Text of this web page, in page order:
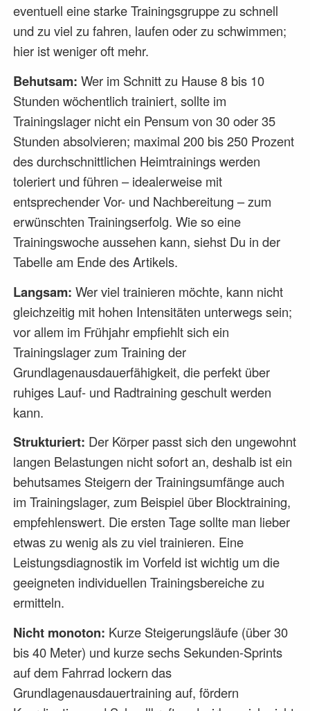
eventuell eine starke Trainingsgruppe zu schnell
und zu viel zu fahren, laufen oder zu schwimmen;
hier ist weniger oft mehr.
Behutsam: Wer im Schnitt zu Hause 8 bis 10
Stunden wöchentlich trainiert, sollte im
Trainingslager nicht ein Pensum von 30 oder 35
Stunden absolvieren; maximal 200 bis 250 Prozent
des durchschnittlichen Heimtrainings werden
toleriert und führen – idealerweise mit
entsprechender Vor- und Nachbereitung – zum
erwünschten Trainingserfolg. Wie so eine
Trainingswoche aussehen kann, siehst Du in der
Tabelle am Ende des Artikels.
Langsam: Wer viel trainieren möchte, kann nicht
gleichzeitig mit hohen Intensitäten unterwegs sein;
vor allem im Frühjahr empfiehlt sich ein
Trainingslager zum Training der
Grundlagenausdauerfähigkeit, die perfekt über
ruhiges Lauf- und Radtraining geschult werden
kann.
Strukturiert: Der Körper passt sich den ungewohnt
langen Belastungen nicht sofort an, deshalb ist ein
behutsames Steigern der Trainingsumfänge auch
im Trainingslager, zum Beispiel über Blocktraining,
empfehlenswert. Die ersten Tage sollte man lieber
etwas zu wenig als zu viel trainieren. Eine
Leistungsdiagnostik im Vorfeld ist wichtig um die
geeigneten individuellen Trainingsbereiche zu
ermitteln.
Nicht monoton: Kurze Steigerungsläufe (über 30
bis 40 Meter) und kurze sechs Sekunden-Sprints
auf dem Fahrrad lockern das
Grundlagenausdauertraining auf, fördern